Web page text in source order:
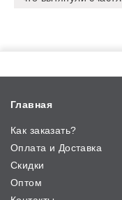
Главная
Как заказать?
Оплата и Доставка
Скидки
Оптом